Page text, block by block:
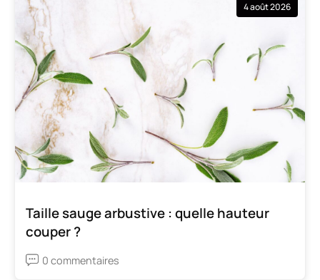
4 août 2026
Taille sauge arbustive : quelle hauteur
couper ?
0 commentaires